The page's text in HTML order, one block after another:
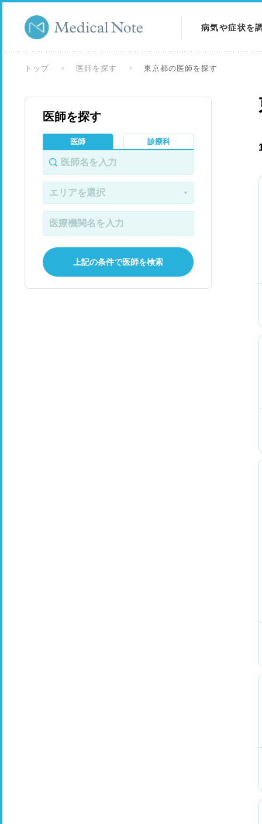
病気や症状を
トップ 医師を探す 東京都の医師を探す
医師を探す
医師 診療科
上記の条件で医師を検索